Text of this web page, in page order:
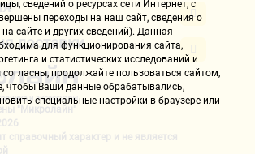
доставки
"Микролайн"
справочный характер и не является
сведений о ресурсах сети Интернет, с
переходы на наш сайт, сведения о
сайте и других сведений). Данная
для функционирования сайта,
и статистических исследований и
продолжайте пользоваться сайтом,
чтобы Ваши данные обрабатывались,
специальные настройки в браузере или